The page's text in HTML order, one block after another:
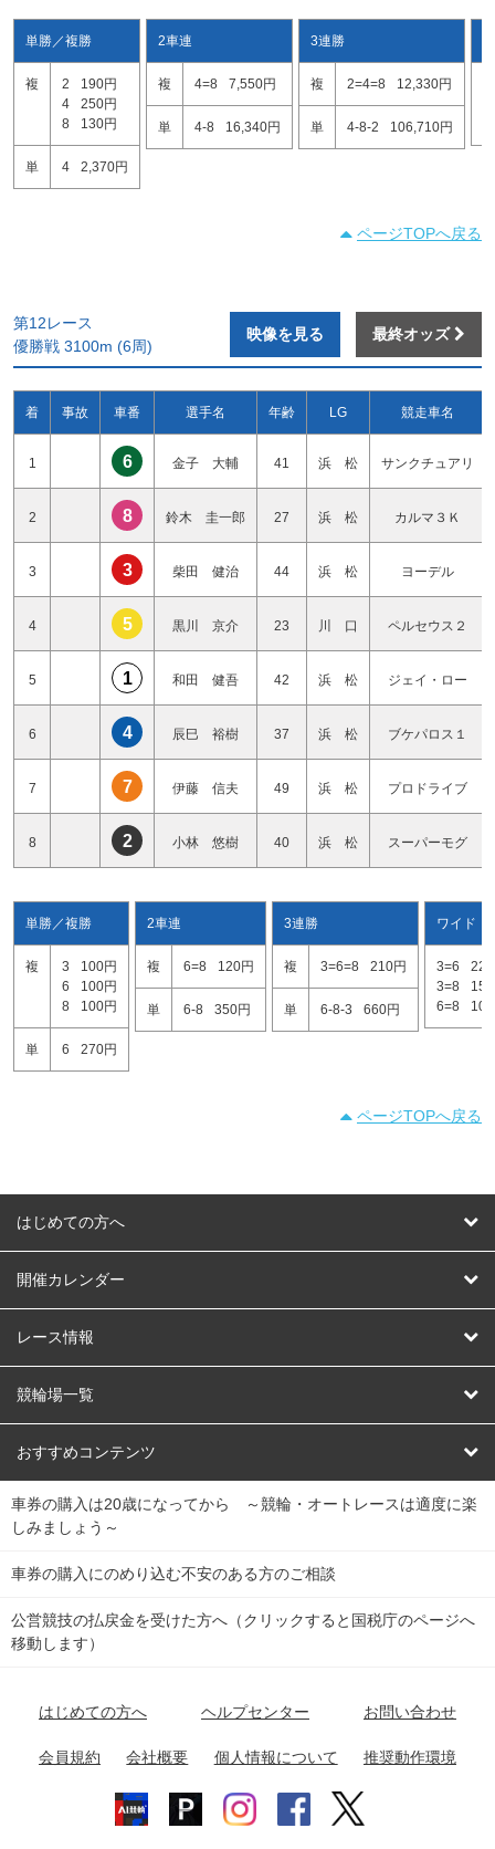
単勝／複勝
複 2
190円
4
250円
8
130円
単 4 2,370円
2車連
複 4=8 7,550円
単 4-8 16,340円
3連勝
複 2=4=8 12,330円
単 4-8-2 106,710円
ページTOPへ戻る
第12レース
優勝戦 3100m (6周)
映像を見る 最終オッズ
着 事故 車番 選手名 年齢 LG 競走車名
1 6 金子 大輔 41 浜 松 サンクチュアリ
2 8 鈴木 圭一郎 27 浜 松 カルマ３Ｋ
3 3 柴田 健治 44 浜 松 ヨーデル
4 5 黒川 京介 23 川 口 ペルセウス２
5 1 和田 健吾 42 浜 松 ジェイ・ロー
6 4 辰巳 裕樹 37 浜 松 ブケパロス１
7 7 伊藤 信夫 49 浜 松 プロドライブ
8 2 小林 悠樹 40 浜 松 スーパーモグ
単勝／複勝
複 3
100円
6
100円
8
100円
単 6 270円
2車連
複 6=8 120円
単 6-8 350円
3連勝
複 3=6=8 210円
単 6-8-3 660円
ワイド
3=6
3=8
6=8
ページTOPへ戻る
はじめての方へ
はじめての方へ
開催カレンダー
競輪
オートレース
競輪くじ
Dokanto!
チャリロトプラザ
レース情報
レース予想
レース結果
キャリーオーバー一覧
競輪場一覧
北日本 函館競輪場
関
東
弥彦競輪場 前橋競輪場 取手競輪場 宇都宮競輪場
関
東
小田原競輪場
名古屋競輪場 岐阜競輪場 大垣競輪場 豊橋競輪場
富山競輪場 松阪競輪場 四日市競輪場
福井競輪場 奈良競輪場 向日町競輪場
おすすめコンテンツ
競輪選手情報
Perfecta Navi
netkeirin
車券の購入は20歳になってから ～競輪・オートレースは適度に楽
しみましょう～
車券の購入にのめり込む不安のある方のご相談
公営競技の払戻金を受けた方へ（クリックすると国税庁のページへ
移動します）
はじめての方へ ヘルプセンター お問い合わせ
会員規約 会社概要 個人情報について 推奨動作環境